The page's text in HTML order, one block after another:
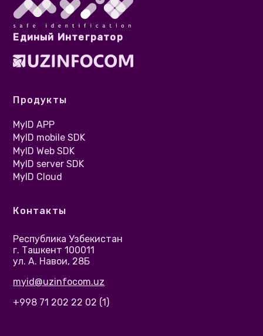
Единый Интегратор
Продукты
MyID APP
MyID mobile SDK
MyID Web SDK
MyID server SDK
MyID Cloud
Контакты
Республика Узбекистан
г. Ташкент 100011
ул. А. Навои, 28Б
myid@uzinfocom.uz
+998 71 202 22 02 (1)